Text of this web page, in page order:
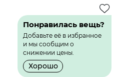
Понравилась вещь?
Добавьте её в избранное
и мы сообщим о
снижении цены.
Хорошо